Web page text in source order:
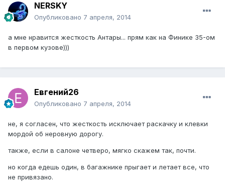
NERSKY
Опубликовано 7 апреля, 2014
а мне нравится жесткость Антары... прям как на Финике 35-ом
в первом кузове)))
Евгений26
Опубликовано 7 апреля, 2014
не, я согласен, что жесткость исключает раскачку и клевки
мордой об неровную дорогу.
также, если в салоне четверо, мягко скажем так, почти.
но когда едешь один, в багажнике прыгает и летает все, что
не привязано.